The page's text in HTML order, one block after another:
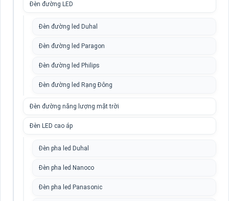
Đèn đường LED
Đèn đường led Duhal
Đèn đường led Paragon
Đèn đường led Philips
Đèn đường led Rạng Đông
Đèn đường năng lượng mặt trời
Đèn LED cao áp
Đèn pha led Duhal
Đèn pha led Nanoco
Đèn pha led Panasonic